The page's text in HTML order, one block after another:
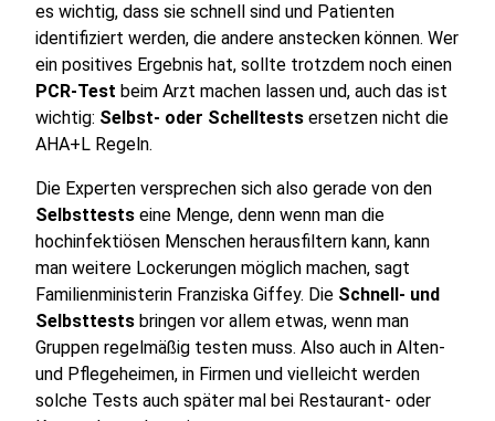
es wichtig, dass sie schnell sind und Patienten
identifiziert werden, die andere anstecken können. Wer
ein positives Ergebnis hat, sollte trotzdem noch einen
PCR-Test beim Arzt machen lassen und, auch das ist
wichtig: Selbst- oder Schelltests ersetzen nicht die
AHA+L Regeln.
Die Experten versprechen sich also gerade von den
Selbsttests eine Menge, denn wenn man die
hochinfektiösen Menschen herausfiltern kann, kann
man weitere Lockerungen möglich machen, sagt
Familienministerin Franziska Giffey. Die Schnell- und
Selbsttests bringen vor allem etwas, wenn man
Gruppen regelmäßig testen muss. Also auch in Alten-
und Pflegeheimen, in Firmen und vielleicht werden
solche Tests auch später mal bei Restaurant- oder